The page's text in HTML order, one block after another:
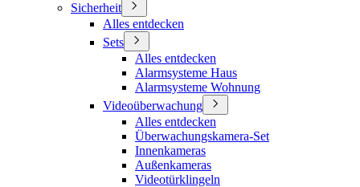
Sicherheit
Alles entdecken
Sets
Alles entdecken
Alarmsysteme Haus
Alarmsysteme Wohnung
Videoüberwachung
Alles entdecken
Überwachungskamera-Set
Innenkameras
Außenkameras
Videotürklingeln